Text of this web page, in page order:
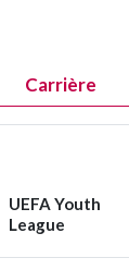
Carrière
UEFA Youth
League